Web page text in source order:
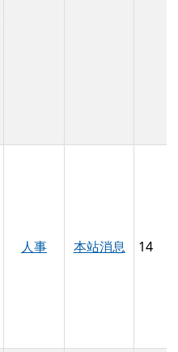
人事 本站消息 14